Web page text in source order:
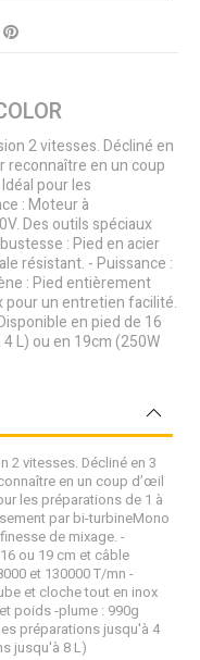
2 vitesses. Décliné en
reconnaître en un coup
pour les
: Moteur à
Des outils spéciaux
: Pied en acier
résistant. - Puissance :
: Pied entièrement
pour un entretien facilité.
en pied de 16
L) ou en 19cm (250W
2 vitesses. Décliné en 3
en un coup d’œil
les préparations de 1 à
par bi-turbineMono
de mixage. -
ou 19 cm et câble
et 130000 T/mn -
et cloche tout en inox
poids -plume : 990g
préparations jusqu'à 4
jusqu'à 8 L)